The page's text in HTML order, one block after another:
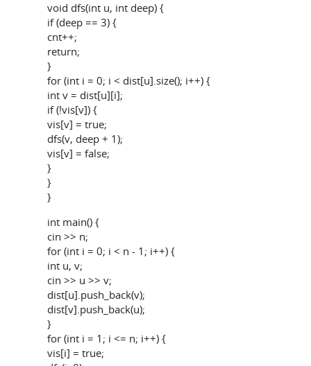
void dfs(int u, int deep) {
if (deep == 3) {
cnt++;
return;
}
for (int i = 0; i < dist[u].size(); i++) {
int v = dist[u][i];
if (!vis[v]) {
vis[v] = true;
dfs(v, deep + 1);
vis[v] = false;
}
}
}
int main() {
cin >> n;
for (int i = 0; i < n - 1; i++) {
int u, v;
cin >> u >> v;
dist[u].push_back(v);
dist[v].push_back(u);
}
for (int i = 1; i <= n; i++) {
vis[i] = true;